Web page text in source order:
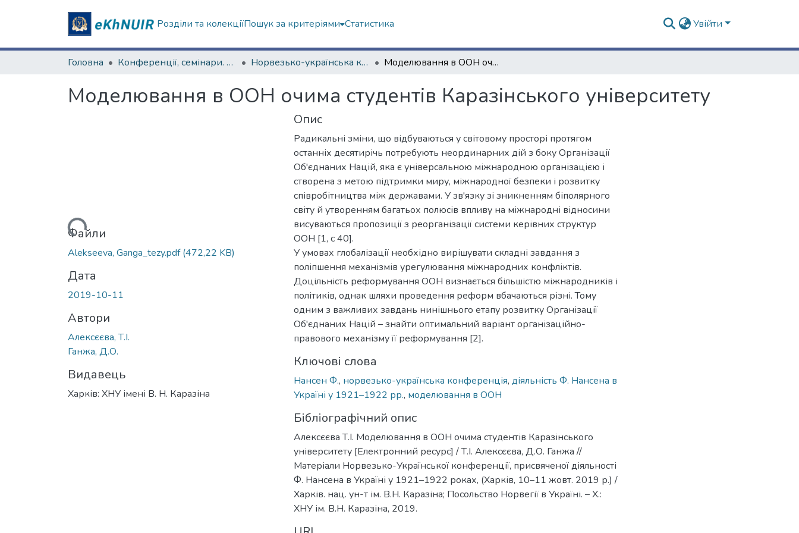
Розділи та колекціїПошук за критеріями Статистика Увійти
Головна Конференції, семінари. ХНУ імені В.Н. Каразіна Норвезько-українська конференція, присвячена діяльності Ф. Нансена в Україні у 1921–1922 роках Моделювання в ООН очима студентів Каразінського університету
Моделювання в ООН очима студентів Каразінського університету
Вантажиться...Файли
Alekseeva, Ganga_tezy.pdf(472,22 KB)
Дата
2019-10-11
Автори
Алексєєва, Т.І.
Ганжа, Д.О.
Видавець
Харків: ХНУ імені В. Н. Каразіна
Опис
Радикальні зміни, що відбуваються у світовому просторі протягом
останніх десятирічь потребують неординарних дій з боку Організації
Об'єднаних Націй, яка є універсальною міжнародною організацією і
створена з метою підтримки миру, міжнародної безпеки і розвитку
співробітництва між державами. У зв'язку зі зникненням біполярного
світу й утворенням багатьох полюсів впливу на міжнародні відносини
висуваються пропозиції з реорганізації системи керівних структур
ООН [1, с 40].
У умовах глобалізації необхідно вирішувати складні завдання з
поліпшення механізмів урегулювання міжнародних конфліктів.
Доцільність реформування ООН визнається більшістю міжнародників і
політиків, однак шляхи проведення реформ вбачаються різні. Тому
одним з важливих завдань нинішнього етапу розвитку Організації
Об'єднаних Націй – знайти оптимальний варіант організаційно-
правового механізму її реформування [2].
Ключові слова
Нансен Ф., норвезько-українська конференція, діяльність Ф. Нансена в
Україні у 1921–1922 рр., моделювання в ООН
Бібліографічний опис
Алексєєва Т.І. Моделювання в ООН очима студентів Каразінського
університету [Електронний ресурс] / Т.І. Алексєєва, Д.О. Ганжа //
Матеріали Норвезько-Української конференції, присвяченої діяльності
Ф. Нансена в Україні у 1921–1922 роках, (Харків, 10–11 жовт. 2019 р.) /
Харків. нац. ун-т ім. В.Н. Каразіна; Посольство Норвегії в Україні. – Х.:
ХНУ ім. В.Н. Каразіна, 2019.